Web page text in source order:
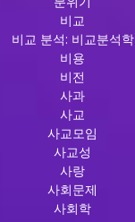
비교
비교 분석: 비교분석학
비용
비전
사과
사교
사교모임
사교성
사랑
사회문제
사회학